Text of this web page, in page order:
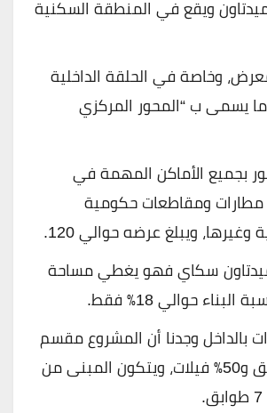
ويقع في المنطقة السكنية
وخاصة في الحلقة الداخلية
يسمى ب “المحور المركزي
بجميع الأماكن المهمة في
ومقاطعات حكومية
ويبلغ عرضه حوالي 120.
سكاي فهو يغطي مساحة
بالداخل وجدنا أن المشروع مقسم
إلى 50٪ شقق و50٪ فيلات، ويتكون المبنى من